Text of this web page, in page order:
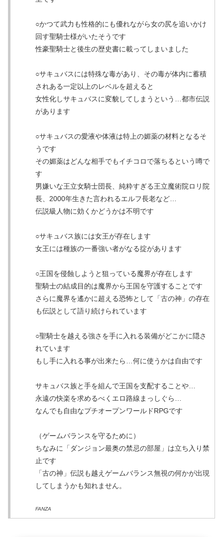
○かつて武力も性格的にも優れながら女の尻を追いかけ
回す聖騎士様がいたそうです
性豪聖騎士と後生の歴史書に載ってしまいました
○サキュバスには特殊な毒があり、その毒が体内に蓄積
されある一定以上のレベルを超えると
女性化しサキュバスに変貌してしまうという…都市伝説
があります
○サキュバスの愛液や体液は特上の媚薬の材料となるそ
うです
その媚薬はどんな相手でもイチコロで落ちるという噂で
す
男嫌いな王立女騎士団長、純粋すぎる王立魔術院ロリ院
長、2000年生きた言われるエルフ長老など…
伝説級人物に効くかどうかは不明です
○サキュバス族には女王が存在します
女王には種族の一番強い者がなる掟があります
○王国を侵蝕しようと狙っている魔界が存在します
聖騎士の結成目的は魔界から王国を守護することです
さらに魔界を遙かに超える恐怖として「古の神」の存在
も伝説として語り続けられています
○聖騎士を越える強さを手に入れる装備がどこかに隠さ
れています
もし手に入れる事が出来たら…何に使うかは自由です
サキュバス族と手を組んで王国を支配することや…
永遠の快楽を求めるべくエロ路線まっしぐら…
なんでも自由なプチオープンワールドRPGです
（ゲームバランスを守るために）
ちなみに「ダンジョン最奥の禁忌の部屋」は立ち入り禁
止です
「古の神」伝説も越えゲームバランス無視の何かが出現
してしまうかも知れません。
FANZA